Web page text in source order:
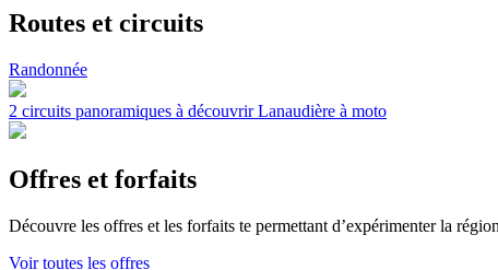
Routes et circuits
Randonnée
2 circuits panoramiques à découvrir Lanaudière à moto
Offres et forfaits
Découvre les offres et les forfaits te permettant d’expérimenter la
Voir toutes les offres